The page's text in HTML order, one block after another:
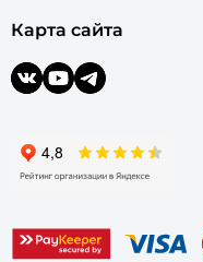
Карта сайта